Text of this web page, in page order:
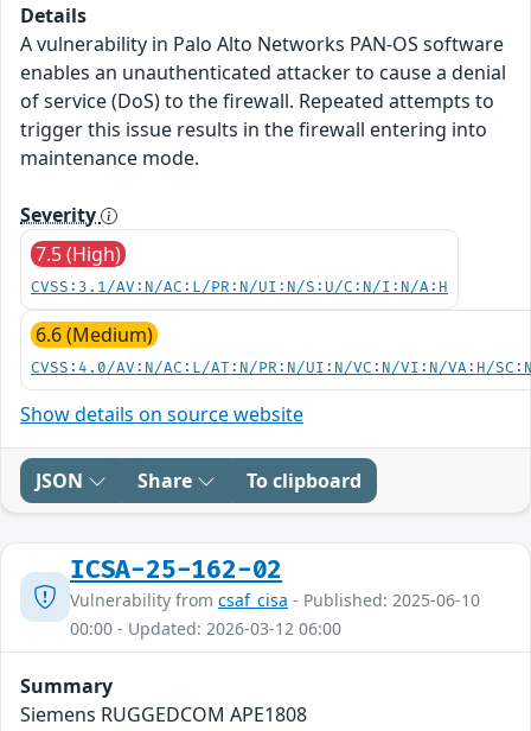
Details
A vulnerability in Palo Alto Networks PAN-OS software
enables an unauthenticated attacker to cause a denial
of service (DoS) to the firewall. Repeated attempts to
trigger this issue results in the firewall entering into
maintenance mode.
Severity
7.5 (High)
CVSS:3.1/AV:N/AC:L/PR:N/UI:N/S:U/C:N/I:N/A:H
6.6 (Medium)
CVSS:4.0/AV:N/AC:L/AT:N/PR:N/UI:N/VC:N/VI:N/VA:H/
Show details on source website
JSON Share To clipboard
ICSA-25-162-02
Vulnerability from csaf_cisa - Published: 2025-06-10
00:00 - Updated: 2026-03-12 06:00
Summary
Siemens RUGGEDCOM APE1808